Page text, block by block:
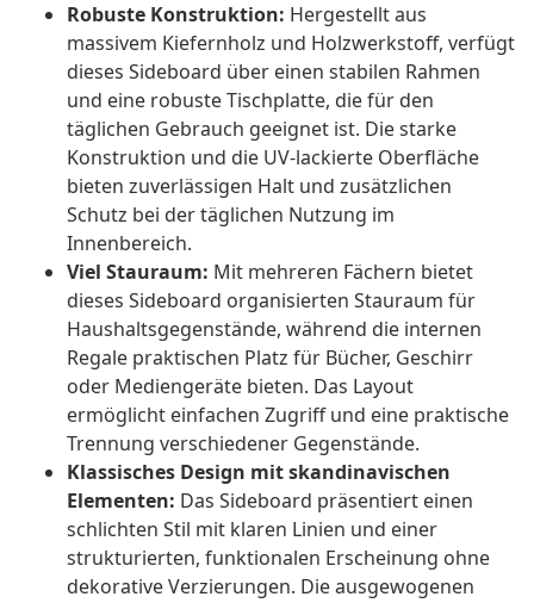
Robuste Konstruktion: Hergestellt aus
massivem Kiefernholz und Holzwerkstoff, verfügt
dieses Sideboard über einen stabilen Rahmen
und eine robuste Tischplatte, die für den
täglichen Gebrauch geeignet ist. Die starke
Konstruktion und die UV-lackierte Oberfläche
bieten zuverlässigen Halt und zusätzlichen
Schutz bei der täglichen Nutzung im
Innenbereich.
Viel Stauraum: Mit mehreren Fächern bietet
dieses Sideboard organisierten Stauraum für
Haushaltsgegenstände, während die internen
Regale praktischen Platz für Bücher, Geschirr
oder Mediengeräte bieten. Das Layout
ermöglicht einfachen Zugriff und eine praktische
Trennung verschiedener Gegenstände.
Klassisches Design mit skandinavischen
Elementen: Das Sideboard präsentiert einen
schlichten Stil mit klaren Linien und einer
strukturierten, funktionalen Erscheinung ohne
dekorative Verzierungen. Die ausgewogenen